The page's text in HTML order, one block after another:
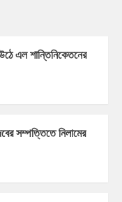
এল শান্তিনিকেতনের
সম্পত্তিতে নিলামের